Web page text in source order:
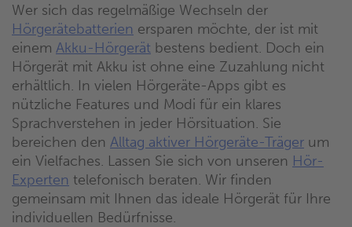
Wer sich das regelmäßige Wechseln der
Hörgerätebatterien ersparen möchte, der ist mit
einem Akku-Hörgerät bestens bedient. Doch ein
Hörgerät mit Akku ist ohne eine Zuzahlung nicht
erhältlich. In vielen Hörgeräte-Apps gibt es
nützliche Features und Modi für ein klares
Sprachverstehen in jeder Hörsituation. Sie
bereichen den Alltag aktiver Hörgeräte-Träger um
ein Vielfaches. Lassen Sie sich von unseren Hör-
Experten telefonisch beraten. Wir finden
gemeinsam mit Ihnen das ideale Hörgerät für Ihre
individuellen Bedürfnisse.